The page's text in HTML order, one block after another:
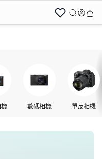
數碼相機 單反相機